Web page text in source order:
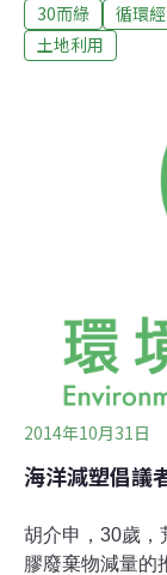
份溫厚真誠的
勞工，前往香港
援樂生療養院
後的6年多來，
入248農學市集
憤青階段建誠
讀物了解台灣
廣泛地參與各
解基層生活的
誠知道了樂生
30而綠 循環
土地利用
2014年10月31日
海洋減塑倡議
胡介申，30歲，
膠廢棄物減量的